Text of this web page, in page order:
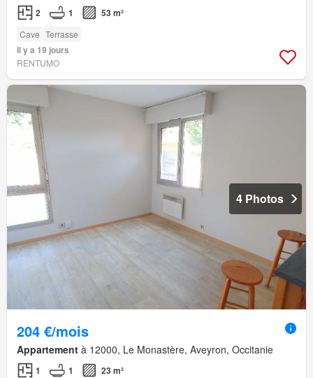
2 1 53 m²
Cave Terrasse
Il y a 19 jours
RENTUMO
4 Photos
204 €/mois
Appartement à 12000, Le Monastère, Aveyron, Occitanie
1 1 23 m²